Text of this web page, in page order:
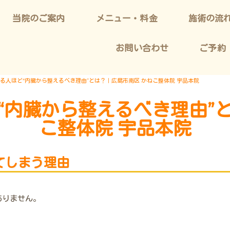
当院のご案内 メニュー・料金 施術の流
お問い合わせ ご予約
人ほど“内臓から整えるべき理由”とは？｜広島市南区 かねこ整体院 宇品本院
臓から整えるべき理由”
こ整体院 宇品本院
まう理由
ません。